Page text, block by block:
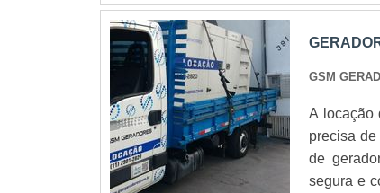
GSM
A locação
precisa
de
segura e